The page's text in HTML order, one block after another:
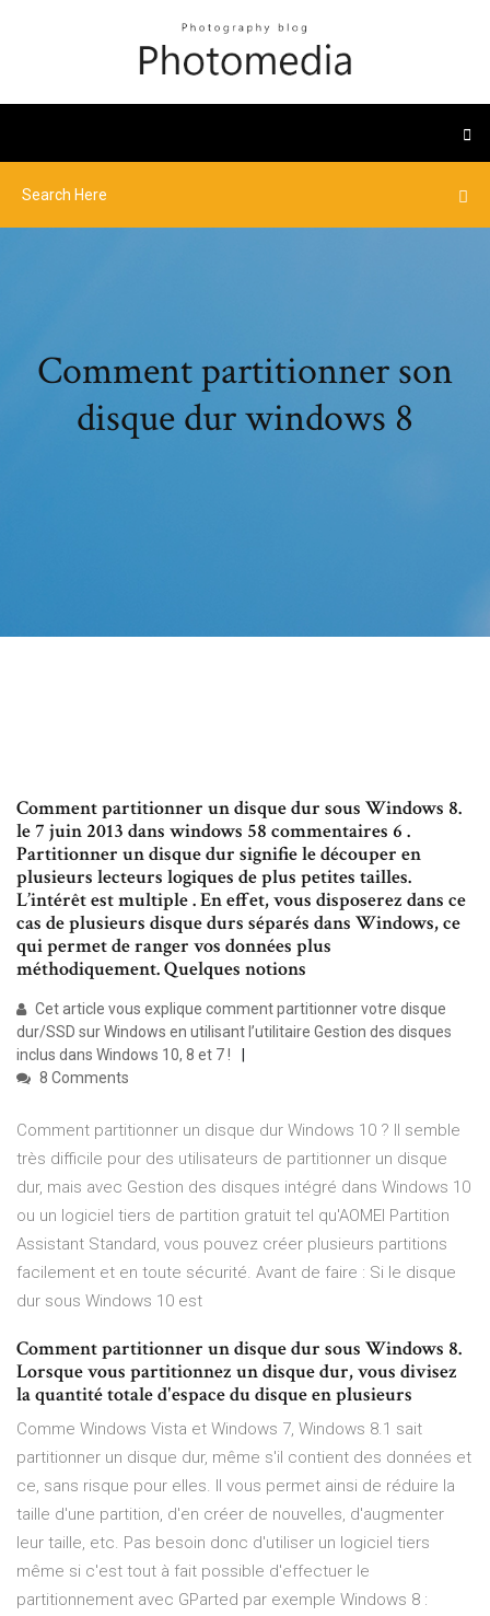
Comment partitionner son
disque dur windows 8
Comment partitionner un disque dur sous Windows 8.
le 7 juin 2013 dans windows 58 commentaires 6 .
Partitionner un disque dur signifie le découper en
plusieurs lecteurs logiques de plus petites tailles.
L’intérêt est multiple . En effet, vous disposerez dans ce
cas de plusieurs disque durs séparés dans Windows, ce
qui permet de ranger vos données plus
méthodiquement. Quelques notions
Cet article vous explique comment partitionner votre disque
dur/SSD sur Windows en utilisant l’utilitaire Gestion des disques
inclus dans Windows 10, 8 et 7 !
8 Comments
Comment partitionner un disque dur Windows 10 ? Il semble
très difficile pour des utilisateurs de partitionner un disque
dur, mais avec Gestion des disques intégré dans Windows 10
ou un logiciel tiers de partition gratuit tel qu'AOMEI Partition
Assistant Standard, vous pouvez créer plusieurs partitions
facilement et en toute sécurité. Avant de faire : Si le disque
dur sous Windows 10 est
Comment partitionner un disque dur sous Windows 8.
Lorsque vous partitionnez un disque dur, vous divisez
la quantité totale d'espace du disque en plusieurs
Comme Windows Vista et Windows 7, Windows 8.1 sait
partitionner un disque dur, même s'il contient des données et
ce, sans risque pour elles. Il vous permet ainsi de réduire la
taille d'une partition, d'en créer de nouvelles, d'augmenter
leur taille, etc. Pas besoin donc d'utiliser un logiciel tiers
même si c'est tout à fait possible d'effectuer le
partitionnement avec GParted par exemple Windows 8 :